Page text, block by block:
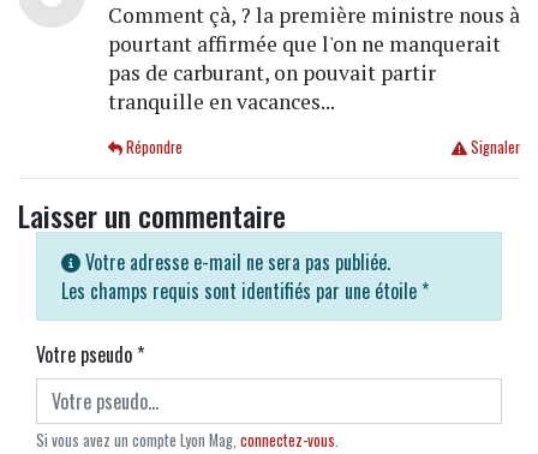
Comment çà, ? la première ministre nous à
pourtant affirmée que l'on ne manquerait
pas de carburant, on pouvait partir
tranquille en vacances...
Signaler
Répondre
Laisser un commentaire
Votre adresse e-mail ne sera pas publiée.
Les champs requis sont identifiés par une étoile *
Votre pseudo*
Si vous avez un compte Lyon Mag, connectez-vous.